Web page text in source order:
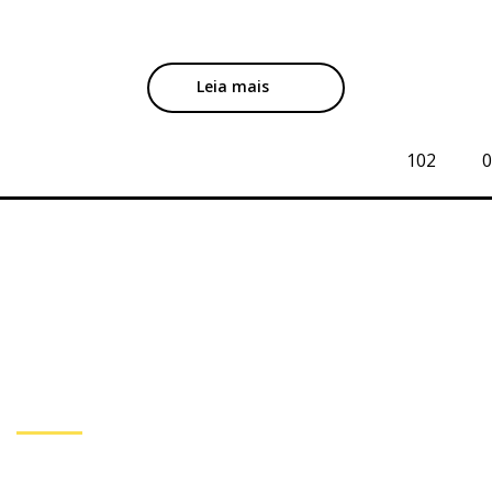
Leia mais
0
102